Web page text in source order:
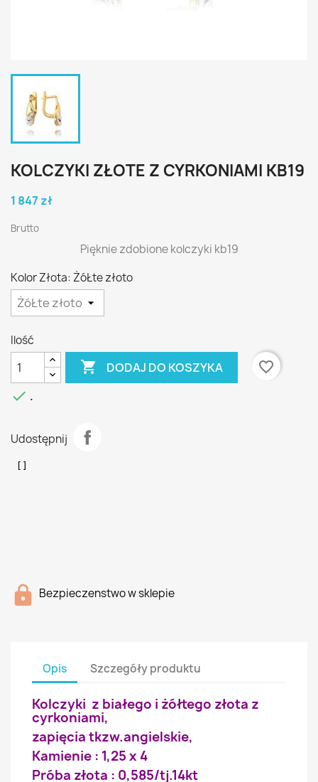
KOLCZYKI ZŁOTE Z CYRKONIAMI KB19
1 847 zł
Brutto
Pięknie zdobione kolczyki kb19
Kolor Złota: ŻóŁte złoto
Ilość
 DODAJ DO KOSZYKA
favorite_border
 .
Udostępnij
Bezpieczenstwo w sklepie
Opis Szczegóły produktu
Kolczyki z białego i żółtego złota z
cyrkoniami,
zapięcia tkzw.angielskie,
Kamienie : 1,25 x 4
Próba złota : 0,585/tj.14kt